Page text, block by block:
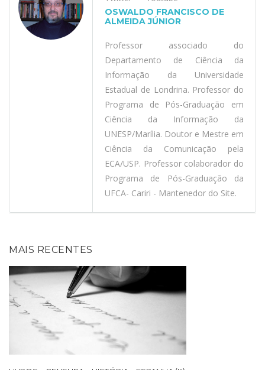
OSWALDO FRANCISCO DE
ALMEIDA JÚNIOR
Professor associado do
Departamento de Ciência da
Informação da Universidade
Estadual de Londrina. Professor do
Programa de Pós-Graduação em
Ciência da Informação da
UNESP/Marília. Doutor e Mestre em
Ciência da Comunicação pela
ECA/USP. Professor colaborador do
Programa de Pós-Graduação da
UFCA- Cariri - Mantenedor do Site.
MAIS RECENTES